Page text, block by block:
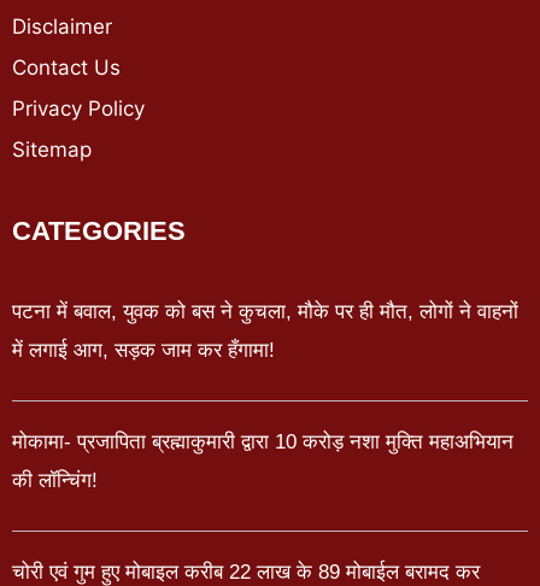
Disclaimer
Contact Us
Privacy Policy
Sitemap
CATEGORIES
पटना में बवाल, युवक को बस ने कुचला, मौके पर ही मौत, लोगों ने वाहनों
में लगाई आग, सड़क जाम कर हँगामा!
मोकामा- प्रजापिता ब्रह्माकुमारी द्वारा 10 करोड़ नशा मुक्ति महाअभियान
की लॉन्चिंग!
चोरी एवं गुम हुए मोबाइल करीब 22 लाख के 89 मोबाईल बरामद कर